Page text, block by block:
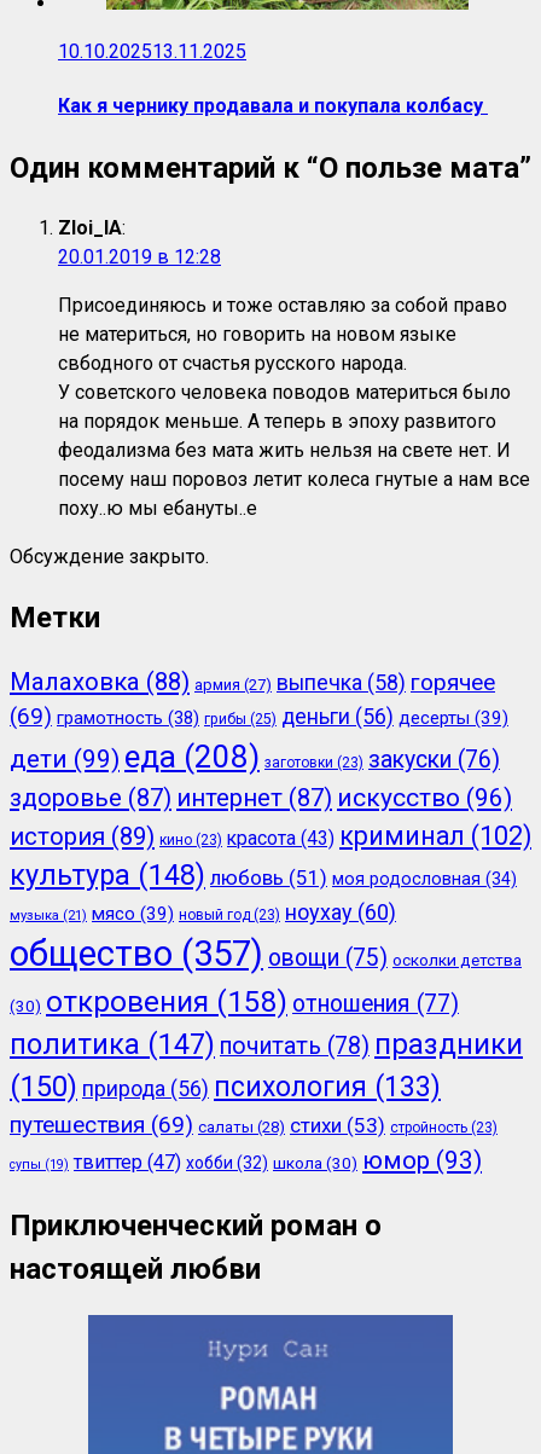
10.10.202513.11.2025
Как я чернику продавала и покупала колбасу
Один комментарий к “О пользе мата”
Zloi_IA:
20.01.2019 в 12:28
Присоединяюсь и тоже оставляю за собой право
не материться, но говорить на новом языке
свбодного от счастья русского народа.
У советского человека поводов материться было
на порядок меньше. А теперь в эпоху развитого
феодализма без мата жить нельзя на свете нет. И
посему наш поровоз летит колеса гнутые а нам все
поху..ю мы ебануты..е
Обсуждение закрыто.
Метки
Малаховка (88) армия (27) выпечка (58) горячее
(69) грамотность (38) грибы (25) деньги (56) десерты (39)
дети (99) еда (208) заготовки (23) закуски (76)
здоровье (87) интернет (87) искусство (96)
история (89) кино (23) красота (43) криминал (102)
культура (148) любовь (51) моя родословная (34)
музыка (21) мясо (39) новый год (23) ноухау (60)
общество (357) овощи (75) осколки детства
(30) откровения (158) отношения (77)
политика (147) почитать (78) праздники
(150) природа (56) психология (133)
путешествия (69) салаты (28) стихи (53) стройность (23)
супы (19) твиттер (47) хобби (32) школа (30) юмор (93)
Приключенческий роман о
настоящей любви